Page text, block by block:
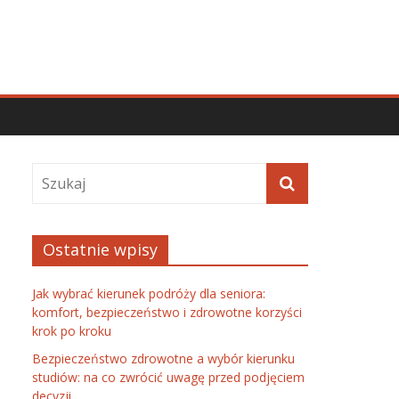
Ostatnie wpisy
Jak wybrać kierunek podróży dla seniora:
komfort, bezpieczeństwo i zdrowotne korzyści
krok po kroku
Bezpieczeństwo zdrowotne a wybór kierunku
studiów: na co zwrócić uwagę przed podjęciem